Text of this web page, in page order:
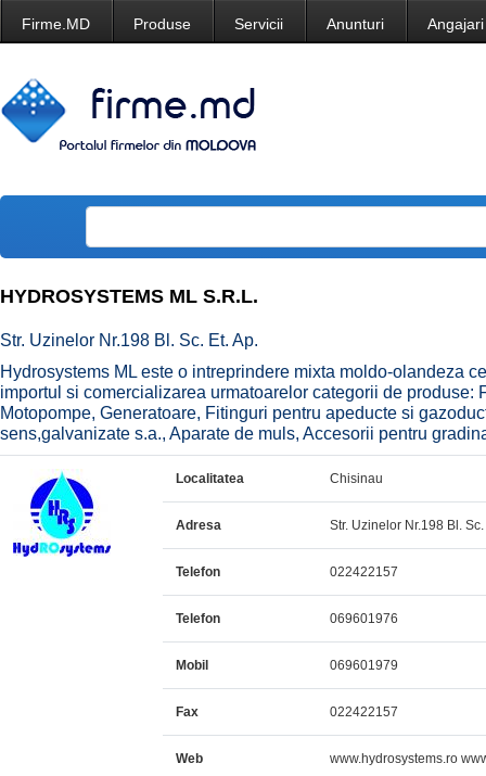
Firme.MD Produse Servicii Anunturi Angajari
HYDROSYSTEMS ML S.R.L.
Str. Uzinelor Nr.198 Bl. Sc. Et. Ap.
Hydrosystems ML este o intreprindere mixta moldo-olandeza
importul si comercializarea urmatoarelor categorii de produse:
Motopompe, Generatoare, Fitinguri pentru apeducte si
sens,galvanizate s.a., Aparate de muls, Accesorii pentru
Localitatea Chisinau
Adresa Str. Uzinelor Nr.198 Bl. Sc.
Telefon 022422157
Telefon 069601976
Mobil 069601979
Fax 022422157
Web www.hydrosystems.ro